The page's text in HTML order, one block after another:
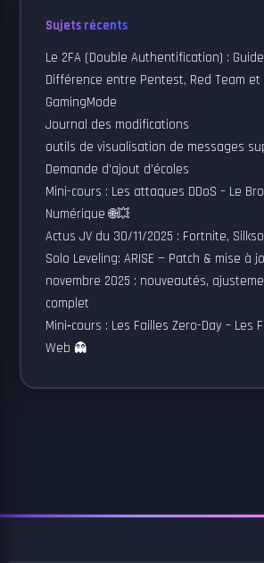
Sujets récents
Le 2FA (Double Authentification) :
Différence entre Pentest, Red Team
GamingMode
Journal des modifications
outils de visualisation de messages
Demande d’ajout d’écoles
Mini-cours : Les attaques DDoS – Le
Numérique 🌐💥
Actus JV du 30/11/2025 : Fortnite,
Solo Leveling: ARISE — Patch & mise à
novembre 2025 : nouveautés,
complet
Mini‑cours : Les Failles Zero-Day – Les
Web 👻